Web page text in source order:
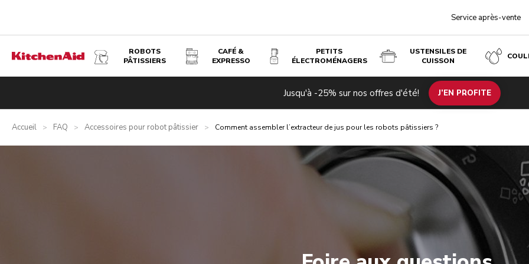
Service après-vente
ROBOTS
PÂTISSIERS
CAFÉ &
EXPRESSO
PETITS
ÉLECTROMÉNAGERS
USTENSILES DE
CUISSON
Jusqu'à -25% sur nos offres d'été! J’EN PROFITE
Accueil > FAQ > Accessoires pour robot pâtissier > Comment assembler l’extracteur de jus pour les robots pâtissiers ?